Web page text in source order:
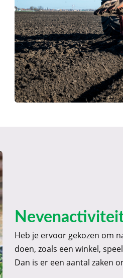
Heb je ervoor gekozen om
doen, zoals een winkel,
Dan is er een aantal zaken